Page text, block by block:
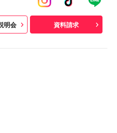
明会 資料請求